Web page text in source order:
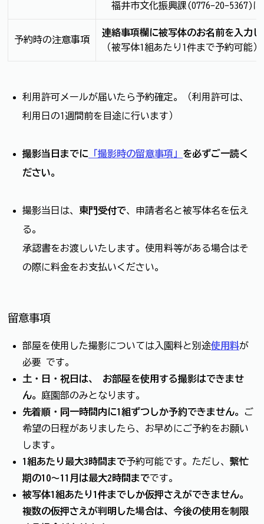
福井市文化振興課(0776-20-5367)に
予約時の注意事項
連絡事項欄に被写体のお名前を入力
（被写体1組あたり1件まで予約可能）
利用許可メールが届いたら予約確定。（利用許可は、
利用日の1週間前を目途に行います）
撮影当日までに 「撮影時の留意事項」 を必ずご一読く
ださい。
撮影当日は、 東門受付で、申請者名と被写体名を伝え
る。
承認書をお渡しいたします。使用料等がある場合はそ
の際に料金をお支払いください。
留意事項
部屋を使用した撮影については入園料と別途使用料が
必要 です。
土・日・祝日は、 お部屋を使用する撮影はできませ
ん。 庭園部のみとなります。
先着順・同一時間内に1組ずつしか予約できません。 ご
希望の日程がありましたら、お早めにご予約をお願い
します。
1組あたり最大3時間まで予約可能です。ただし、 繫忙
期の10～11月は最大2時間までです。
被写体1組あたり1件までしか仮押さえができません。
複数の仮押さえが判明した場合は、今後の使用を制限